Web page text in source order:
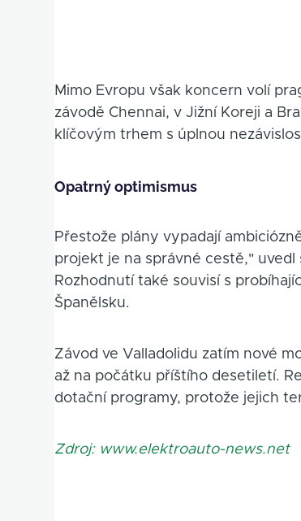
Mimo Evropu však koncern volí
závodě Chennai, v Jižní Koreji a
klíčovým trhem s úplnou
Opatrný optimismus
Přestože plány vypadají
projekt je na správné cestě,"
Rozhodnutí také souvisí s
Španělsku.
Závod ve Valladolidu zatím nové
až na počátku příštího desetiletí.
dotační programy, protože jejich
Zdroj: www.elektroauto-news.net